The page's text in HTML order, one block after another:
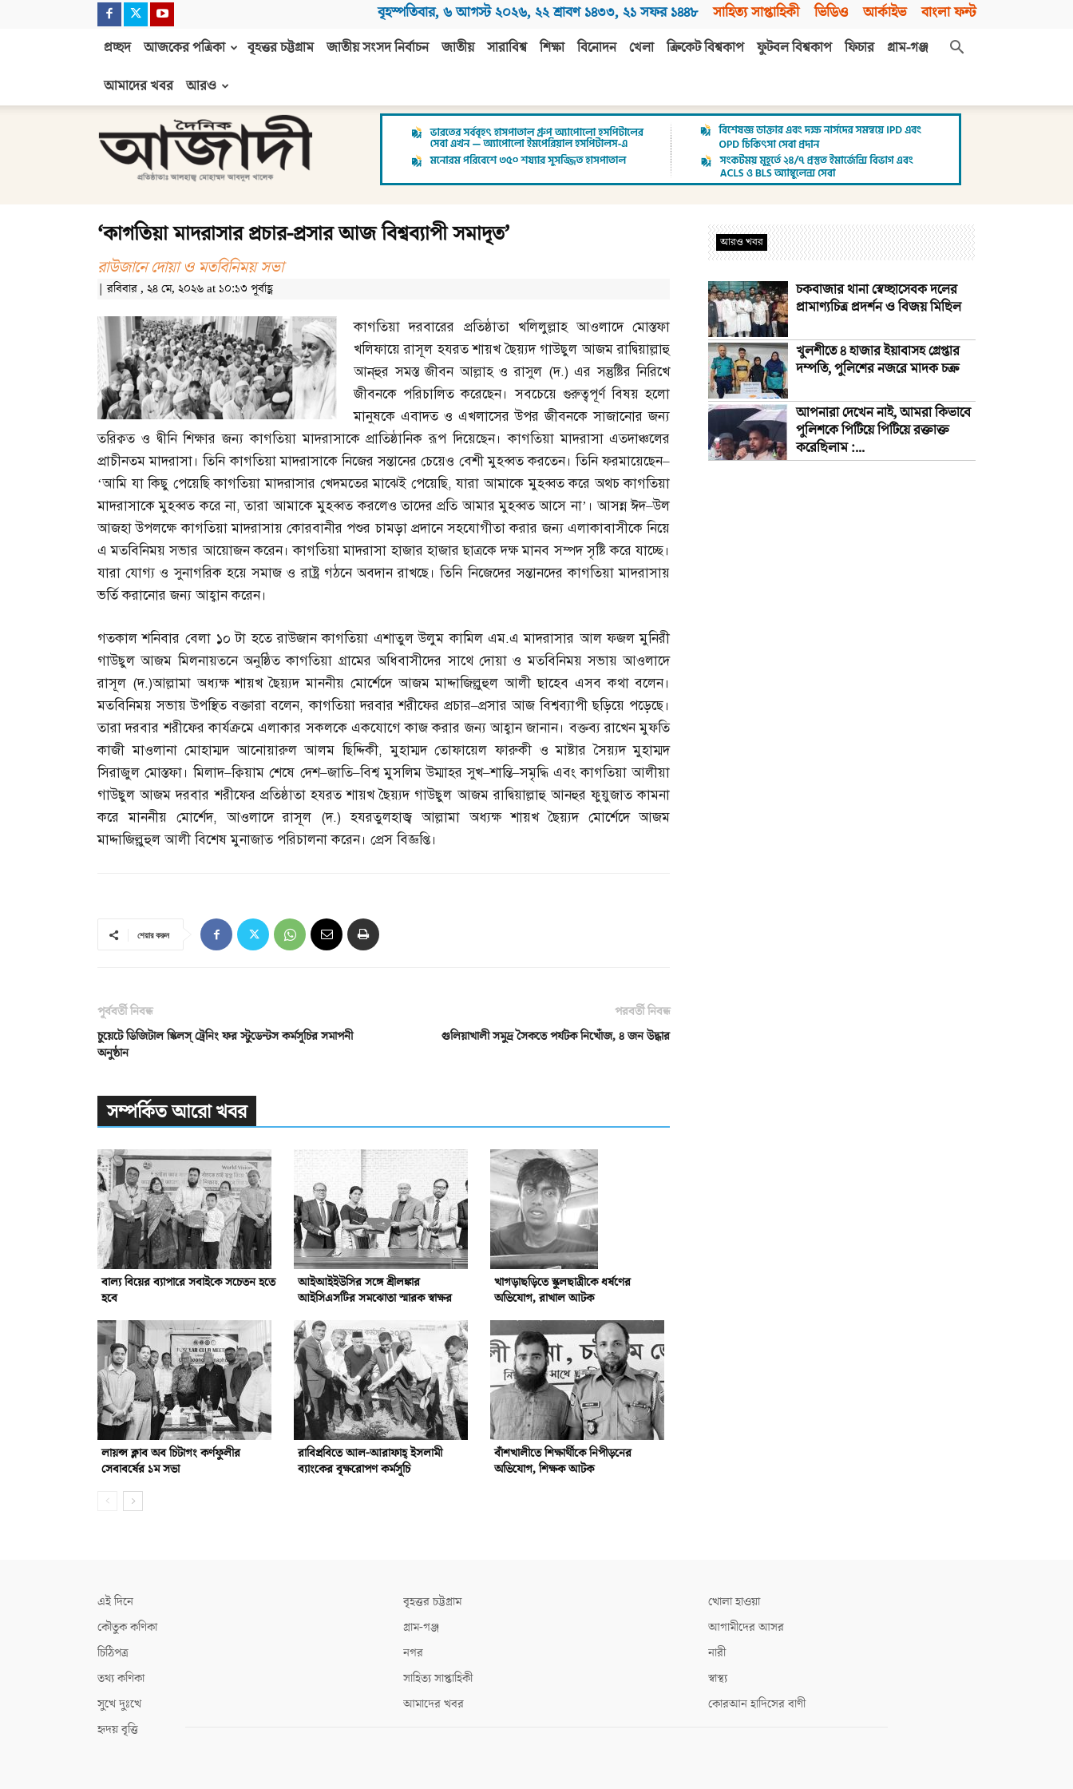
বৃহস্পতিবার, ৬ আগস্ট ২০২৬, ২২ শ্রাবণ ১৪৩৩, ২১ সফর ১৪৪৮ সাহিত্য সাপ্তাহিকী ভিডিও আর্কাইভ বাংলা ফন্ট
প্রচ্ছদ আজকের পত্রিকা বৃহত্তর চট্টগ্রাম জাতীয় সংসদ নির্বাচন জাতীয় সারাবিশ্ব শিক্ষা বিনোদন খেলা ক্রিকেট বিশ্বকাপ ফুটবল বিশ্বকাপ ফিচার
গ্রাম-গঞ্জ
আমাদের খবর
আরও
আজাদী
‘কাগতিয়া মাদরাসার প্রচার-প্রসার আজ বিশ্বব্যাপী সমাদৃত’
রাউজানে দোয়া ও মতবিনিময় সভা
| রবিবার , ২৪ মে, ২০২৬ at ১০:১৩ পূর্বাহ্ণ
কাগতিয়া দরবারের প্রতিষ্ঠাতা খলিলুল্লাহ আওলাদে মোস্তফা
খলিফায়ে রাসূল হযরত শায়খ ছৈয়্যদ গাউছুল আজম রাদ্বিয়াল্লাহু
আন্‌হুর সমস্ত জীবন আল্লাহ ও রাসুল (দ.)এর সন্তুষ্টির নিরিখে
জীবনকে পরিচালিত করেছেন। সবচেয়ে গুরুত্বপূর্ণ বিষয় হলো
মানুষকে এবাদত ও এখলাসের উপর জীবনকে সাজানোর জন্য
তরিক্বত ও দ্বীনি শিক্ষার জন্য কাগতিয়া মাদরাসাকে প্রাতিষ্ঠানিক রূপ দিয়েছেন। কাগতিয়া মাদরাসা এতদাঞ্চলের
প্রাচীনতম মাদরাসা। তিনি কাগতিয়া মাদরাসাকে নিজের সন্তানের চেয়েও বেশী মুহব্বত করতেন। তিনি ফরমায়েছেন–
‘আমি যা কিছু পেয়েছি কাগতিয়া মাদরাসার খেদমতের মাঝেই পেয়েছি,যারা আমাকে মুহব্বত করে অথচ কাগতিয়া
মাদরাসাকে মুহব্বত করে না,তারা আমাকে মুহব্বত করলেও তাদের প্রতি আমার মুহব্বত আসে না’। আসন্ন ঈদ–উল
আজহা উপলক্ষে কাগতিয়া মাদরাসায় কোরবানীর পশুর চামড়া প্রদানে সহযোগীতা করার জন্য এলাকাবাসীকে নিয়ে
এ মতবিনিময় সভার আয়োজন করেন। কাগতিয়া মাদরাসা হাজার হাজার ছাত্রকে দক্ষ মানব সম্পদ সৃষ্টি করে যাচ্ছে।
যারা যোগ্য ও সুনাগরিক হয়ে সমাজ ও রাষ্ট্র গঠনে অবদান রাখছে। তিনি নিজেদের সন্তানদের কাগতিয়া মাদরাসায়
ভর্তি করানোর জন্য আহ্বান করেন।
গতকাল শনিবার বেলা ১০ টা হতে রাউজান কাগতিয়া এশাতুল উলুম কামিল এম.এ মাদরাসার আল ফজল মুনিরী
গাউছুল আজম মিলনায়তনে অনুষ্ঠিত কাগতিয়া গ্রামের অধিবাসীদের সাথে দোয়া ও মতবিনিময় সভায় আওলাদে
রাসূল (দ.)আল্লামা অধ্যক্ষ শায়খ ছৈয়্যদ মাননীয় মোর্শেদে আজম মাদ্দাজিল্লুহুল আলী ছাহেব এসব কথা বলেন।
মতবিনিময় সভায় উপস্থিত বক্তারা বলেন,কাগতিয়া দরবার শরীফের প্রচার–প্রসার আজ বিশ্বব্যাপী ছড়িয়ে পড়েছে।
তারা দরবার শরীফের কার্যক্রমে এলাকার সকলকে একযোগে কাজ করার জন্য আহ্বান জানান। বক্তব্য রাখেন মুফতি
কাজী মাওলানা মোহাম্মদ আনোয়ারুল আলম ছিদ্দিকী,মুহাম্মদ তোফায়েল ফারুকী ও মাষ্টার সৈয়্যদ মুহাম্মদ
সিরাজুল মোস্তফা। মিলাদ–ক্বিয়াম শেষে দেশ–জাতি–বিশ্ব মুসলিম উম্মাহর সুখ–শান্তি–সমৃদ্ধি এবং কাগতিয়া আলীয়া
গাউছুল আজম দরবার শরীফের প্রতিষ্ঠাতা হযরত শায়খ ছৈয়্যদ গাউছুল আজম রাদ্বিয়াল্লাহু আনহুর ফুয়ুজাত কামনা
করে মাননীয় মোর্শেদ,আওলাদে রাসূল (দ.)হযরতুলহাজ্ব আল্লামা অধ্যক্ষ শায়খ ছৈয়্যদ মোর্শেদে আজম
মাদ্দাজিল্লুহুল আলী বিশেষ মুনাজাত পরিচালনা করেন। প্রেস বিজ্ঞপ্তি।
শেয়ার করুন
পূর্ববর্তী নিবন্ধ
চুয়েটে ডিজিটাল স্কিলস্‌ ট্রেনিং ফর স্টুডেন্টস কর্মসূচির সমাপনী
অনুষ্ঠান
পরবর্তী নিবন্ধ
গুলিয়াখালী সমুদ্র সৈকতে পর্যটক নিখোঁজ, ৪ জন উদ্ধার
সম্পর্কিত আরো খবর
বাল্য বিয়ের ব্যাপারে সবাইকে সচেতন হতে
হবে
আইআইইউসির সঙ্গে শ্রীলঙ্কার
আইসিএসটির সমঝোতা স্মারক স্বাক্ষর
খাগড়াছড়িতে স্কুলছাত্রীকে ধর্ষণের
অভিযোগ, রাখাল আটক
লায়ন্স ক্লাব অব চিটাগং কর্ণফুলীর
সেবাবর্ষের ১ম সভা
রাবিপ্রবিতে আল-আরাফাহ্‌ ইসলামী
ব্যাংকের বৃক্ষরোপণ কর্মসূচি
বাঁশখালীতে শিক্ষার্থীকে নিপীড়নের
অভিযোগ, শিক্ষক আটক
আরও খবর
চকবাজার থানা স্বেচ্ছাসেবক দলের
প্রামাণ্যচিত্র প্রদর্শন ও বিজয় মিছিল
খুলশীতে ৪ হাজার ইয়াবাসহ গ্রেপ্তার
দম্পতি, পুলিশের নজরে মাদক চক্র
আপনারা দেখেন নাই, আমরা কিভাবে
পুলিশকে পিটিয়ে পিটিয়ে রক্তাক্ত
করেছিলাম :...
এই দিনে
কৌতুক কণিকা
চিঠিপত্র
তথ্য কণিকা
সুখে দুঃখে
হৃদয় বৃত্তি
বৃহত্তর চট্টগ্রাম
গ্রাম-গঞ্জ
নগর
সাহিত্য সাপ্তাহিকী
আমাদের খবর
খোলা হাওয়া
আগামীদের আসর
নারী
স্বাস্থ্য
কোরআন হাদিসের বাণী